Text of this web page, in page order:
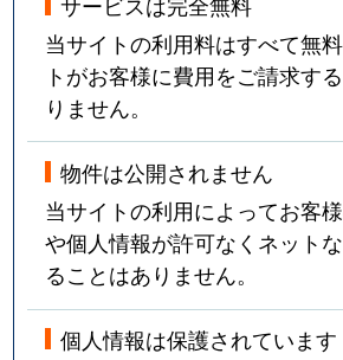
当サイトの利用料はすべて無
トがお客様に費用をご請求す
りません。
物件は公開されません
当サイトの利用によってお客
や個人情報が許可なくネット
ることはありません。
個人情報は保護されています